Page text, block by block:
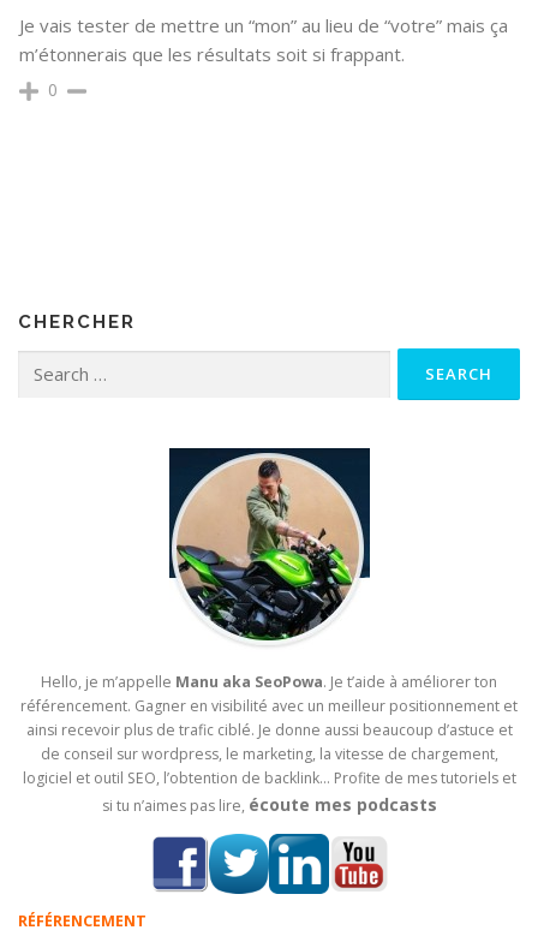
Je vais tester de mettre un “mon” au lieu de “votre” mais ça
m’étonnerais que les résultats soit si frappant.
0
CHERCHER
Hello, je m’appelle Manu aka SeoPowa. Je t’aide à améliorer ton
référencement. Gagner en visibilité avec un meilleur positionnement et
ainsi recevoir plus de trafic ciblé. Je donne aussi beaucoup d’astuce et
de conseil sur wordpress, le marketing, la vitesse de chargement,
logiciel et outil SEO, l’obtention de backlink… Profite de mes tutoriels et
si tu n’aimes pas lire, écoute mes podcasts
RÉFÉRENCEMENT